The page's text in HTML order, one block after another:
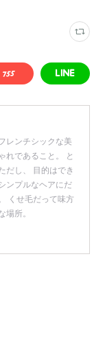
レンチシックな美
れであること。 と
だし、 目的はでき
ンプルなヘアにだ
くせ毛だって味方
所。